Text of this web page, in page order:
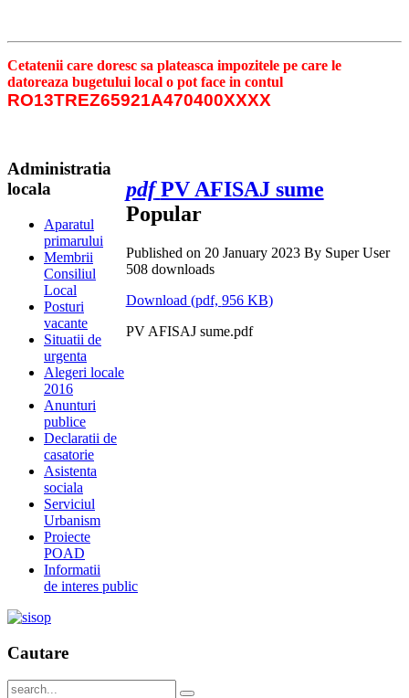
Cetatenii care doresc sa plateasca impozitele pe care le
datoreaza bugetului local o pot face in contul
RO13TREZ65921A470400XXXX
pdf PV AFISAJ sume
Popular
Published on 20 January 2023 By Super User
508 downloads
Download (pdf, 956 KB)
PV AFISAJ sume.pdf
Administratia
locala
Aparatul
primarului
Membrii
Consiliul
Local
Posturi
vacante
Situatii de
urgenta
Alegeri locale
2016
Anunturi
publice
Declaratii de
casatorie
Asistenta
sociala
Serviciul
Urbanism
Proiecte
POAD
Informatii
de interes public
Cautare